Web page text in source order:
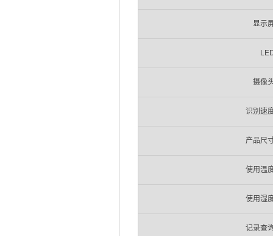
显示
摄像
识别速
产品尺
使用温
使用湿
记录查